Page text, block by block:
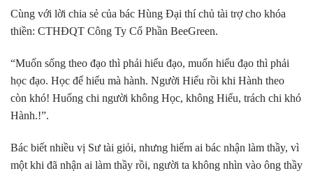
Cùng với lời chia sẻ của bác Hùng Đại thí chủ tài trợ cho khóa
thiền: CTHĐQT Công Ty Cổ Phần BeeGreen.
“Muốn sống theo đạo thì phải hiểu đạo, muốn hiểu đạo thì phải
học đạo. Học để hiểu mà hành. Người Hiểu rồi khi Hành theo
còn khó! Huống chi người không Học, không Hiểu, trách chi khó
Hành.!”.
Bác biết nhiều vị Sư tài giỏi, nhưng hiếm ai bác nhận làm thầy, vì
một khi đã nhận ai làm thầy rồi, người ta không nhìn vào ông thầy